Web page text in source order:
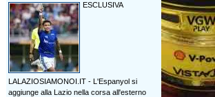
ESCLUSIVA
LALAZIOSIAMONOI.IT - L'Espanyol si
aggiunge alla Lazio nella corsa all'esterno